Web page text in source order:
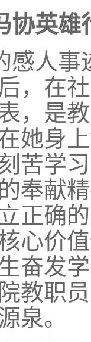
协英雄
感人
，在
，是
她身
苦学
奉献
正确
心价
奋发
教职
泉。